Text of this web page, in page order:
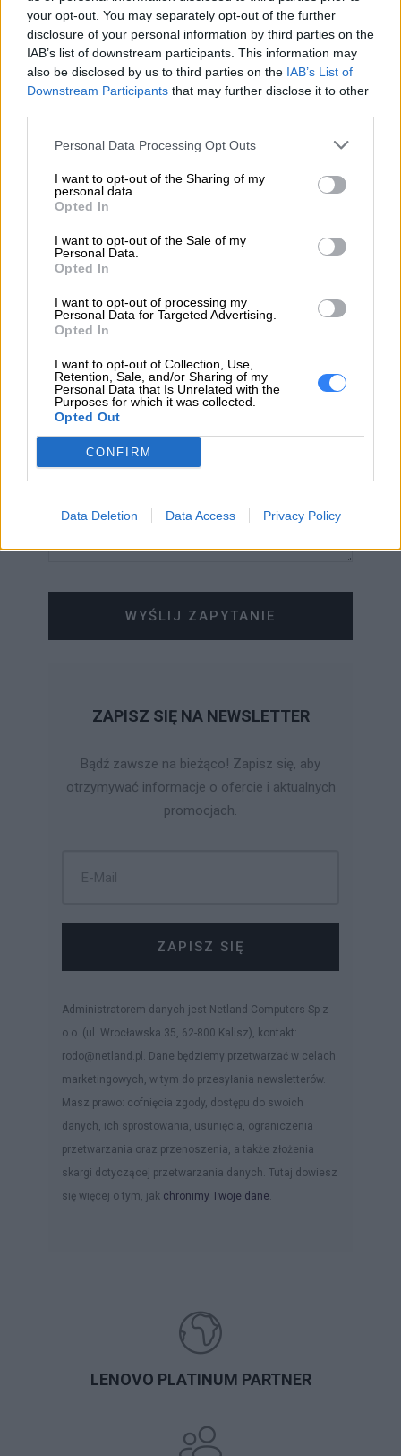
your opt-out. You may separately opt-out of the further
disclosure of your personal information by third parties on the
IAB’s list of downstream participants. This information may
also be disclosed by us to third parties on the IAB’s List of
Downstream Participants that may further disclose it to other
Personal Data Processing Opt Outs
I want to opt-out of the Sharing of my
personal data.
Opted In
I want to opt-out of the Sale of my
Personal Data.
Opted In
I want to opt-out of processing my
Personal Data for Targeted Advertising.
Opted In
I want to opt-out of Collection, Use,
Retention, Sale, and/or Sharing of my
Personal Data that Is Unrelated with the
Purposes for which it was collected.
Opted Out
CONFIRM
Data Deletion Data Access Privacy Policy
ZAPYTAJ O PRODUKT
EMAIL
WIADOMOŚĆ
WYŚLIJ ZAPYTANIE
ZAPISZ SIĘ NA NEWSLETTER
Bądź zawsze na bieżąco! Zapisz się, aby
otrzymywać informacje o ofercie i aktualnych
promocjach.
ZAPISZ SIĘ
Administratorem danych jest Netland Computers Sp z
o.o. (ul. Wrocławska 35, 62-800 Kalisz), kontakt:
rodo@netland.pl. Dane będziemy przetwarzać w celach
marketingowych, w tym do przesyłania newsletterów.
Masz prawo: cofnięcia zgody, dostępu do swoich
danych, ich sprostowania, usunięcia, ograniczenia
przetwarzania oraz przenoszenia, a także złożenia
skargi dotyczącej przetwarzania danych. Tutaj dowiesz
się więcej o tym, jak chronimy Twoje dane.
LENOVO PLATINUM PARTNER